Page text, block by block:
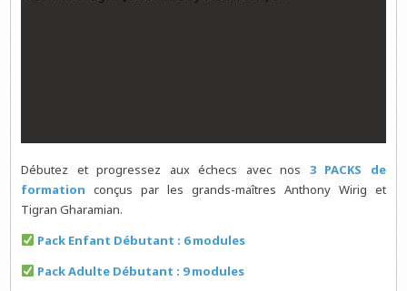
Débutez et progressez aux échecs avec nos 3 PACKS de
formation conçus par les grands-maîtres Anthony Wirig et
Tigran Gharamian.
Pack Enfant Débutant : 6 modules
Pack Adulte Débutant : 9 modules